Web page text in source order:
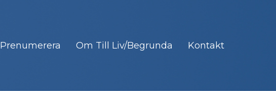
Prenumerera Om Till Liv/Begrunda Kontakt